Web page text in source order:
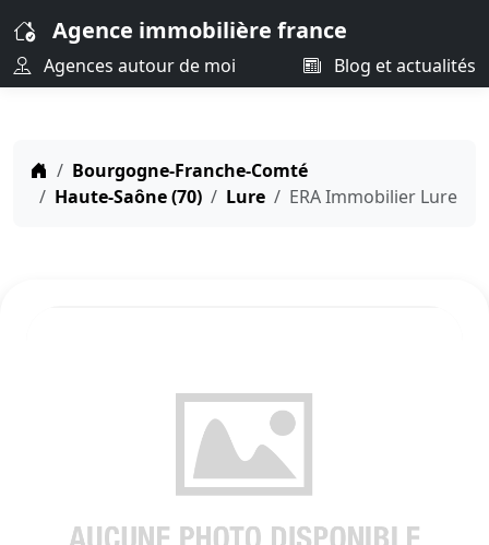
Agence immobilière france
Agences autour de moi Blog et actualités
Bourgogne-Franche-Comté
Haute-Saône (70)
Lure ERA Immobilier Lure